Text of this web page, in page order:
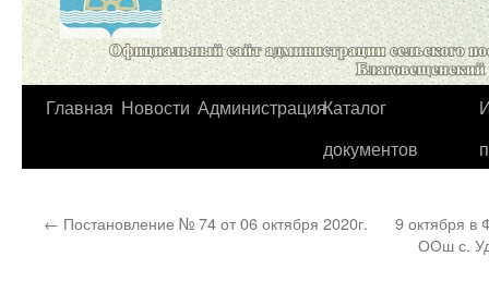
Перейти
Главная Новости АдминистрацияКаталог
документов
← Постановление № 74 от 06 октября 2020г.
9 октября
ООш с.